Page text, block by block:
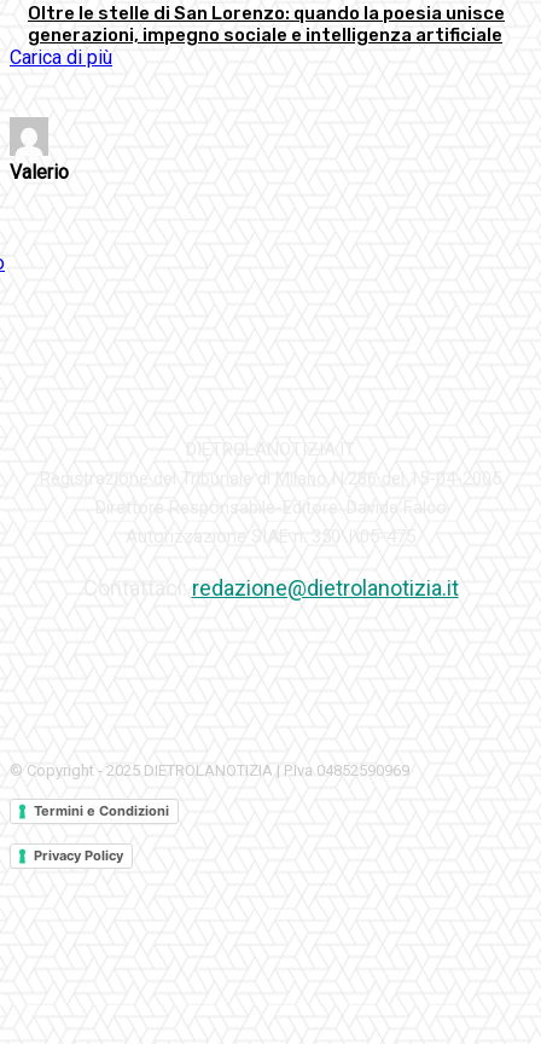
Oltre le stelle di San Lorenzo: quando la poesia unisce
generazioni, impegno sociale e intelligenza artificiale
Carica di più
Valerio
redazione@dietrolanotizia.it
© Copyright - 2025 DIETROLANOTIZIA | P.Iva 04852590969
Termini e Condizioni
Privacy Policy